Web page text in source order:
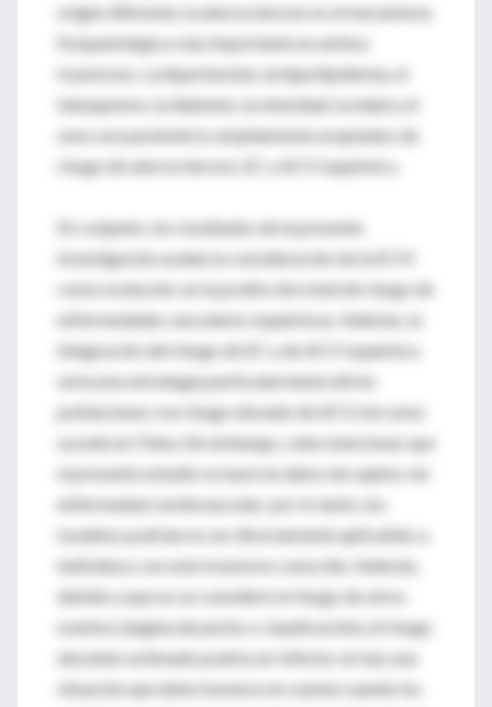
origen diferente, la aterosclerosis es el mecanismo
fisiopatológico más importante en ambos
trastornos. La hipertensión, la hiperlipidemia, el
tabaquismo, la diabetes, la obesidad, la edad y el
sexo son parámetros ampliamente aceptados de
riesgo de aterosclerosis, EC y ACV isquémico.
En conjunto, los resultados de la presente
investigación avalan la consideración de la ECVI
como evolución, en la predicción total de riesgo de
enfermedades vasculares isquémicas. Además, la
integración del riesgo de EC y de ACV isquémico
sería una estrategia particularmente útil en
poblaciones con riesgo elevado de ACV, tal como
sucede en China. Sin embargo, cabe mencionar que
el presente estudio se basó en datos de sujetos sin
enfermedad cardiovascular; por lo tanto, los
modelos podrían no ser directamente aplicables a
individuos con este trastorno conocido. Además,
debido a que no se consideró el riesgo de otros
eventos (angina de pecho o claudicación), el riesgo
absoluto estimado podría ser inferior al real, una
situación que debe tomarse en cuenta cuando los